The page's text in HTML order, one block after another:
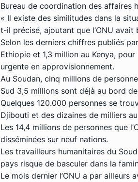
Bureau de coordination des affaires
« Il existe des similitudes dans la
t-il précisé, ajoutant que l’ONU avait
Selon les derniers chiffres publiés
Ethiopie et 1,3 million au Kenya,
urgente en approvisionnement.
Au Soudan, cinq millions de
Sud 3,5 millions sont déjà au bord
Quelques 120.000 personnes se
Djibouti et des dizaines de milliers
Les 14,4 millions de personnes que
disséminées sur neuf nations.
Les travailleurs humanitaires du
pays risque de basculer dans la
Le mois dernier l’ONU a par ailleurs